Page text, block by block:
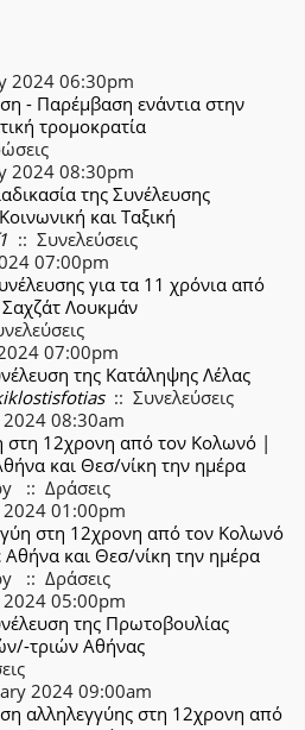
2024 06:30pm
- Παρέμβαση ενάντια στην
τρομοκρατία
2024 08:30pm
της Συνέλευσης
και Ταξική
:: Συνελεύσεις
07:00pm
για τα 11 χρόνια από
Λουκμάν
07:00pm
της Κατάληψης Λέλας
:: Συνελεύσεις
08:30am
στη 12χρονη από τον Κολωνό |
και Θεσ/νίκη την ημέρα
:: Δράσεις
2024 01:00pm
στη 12χρονη από τον Κολωνό
Αθήνα και Θεσ/νίκη την ημέρα
:: Δράσεις
2024 05:00pm
της Πρωτοβουλίας
τριών Αθήνας
2024 09:00am
αλληλεγγύης στη 12χρονη από